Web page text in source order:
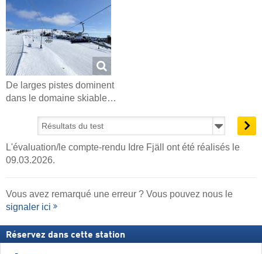
De larges pistes dominent
dans le domaine skiable…
L'évaluation/le compte-rendu Idre Fjäll ont été réalisés le
09.03.2026.
Vous avez remarqué une erreur ? Vous pouvez nous le
signaler ici
Réservez dans cette station